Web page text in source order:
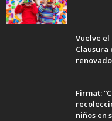
Vuelve
Firmat:
niños en